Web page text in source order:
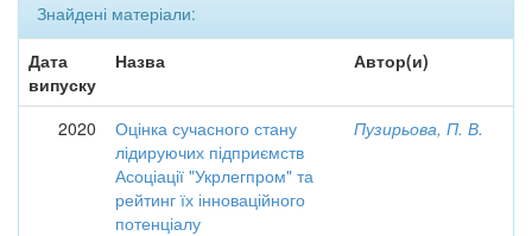
Знайдені матеріали:
Дата
випуску
Назва Автор(и)
2020
Оцінка сучасного стану
лідируючих підприємств
Асоціації "Укрлегпром" та
рейтинг їх інноваційного
потенціалу
Пузирьова, П. В.